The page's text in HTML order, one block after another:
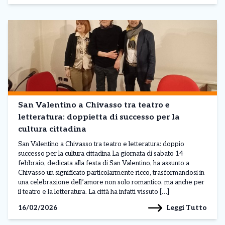
San Valentino a Chivasso tra teatro e
letteratura: doppietta di successo per la
cultura cittadina
San Valentino a Chivasso tra teatro e letteratura: doppio
successo per la cultura cittadina La giornata di sabato 14
febbraio, dedicata alla festa di San Valentino, ha assunto a
Chivasso un significato particolarmente ricco, trasformandosi in
una celebrazione dell’amore non solo romantico, ma anche per
il teatro e la letteratura. La città ha infatti vissuto […]
16/02/2026
Leggi Tutto